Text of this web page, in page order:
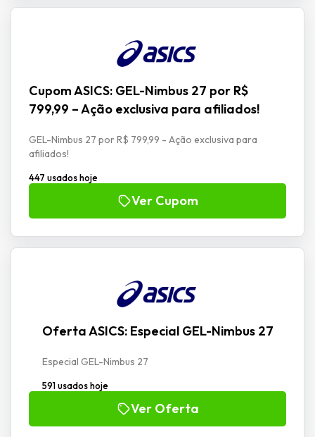
Cupom ASICS: GEL-Nimbus 27 por R$
799,99 – Ação exclusiva para afiliados!
GEL-Nimbus 27 por R$ 799,99 - Ação exclusiva para
afiliados!
447 usados hoje
Ver Cupom
Oferta ASICS: Especial GEL-Nimbus 27
Especial GEL-Nimbus 27
591 usados hoje
Ver Oferta